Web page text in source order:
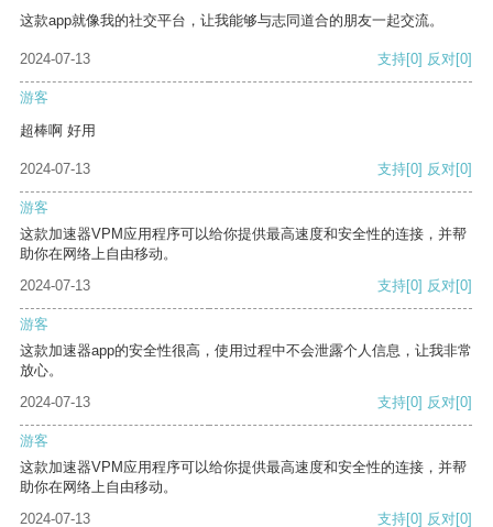
这款app就像我的社交平台，让我能够与志同道合的朋友一起交流。
2024-07-13 支持[0] 反对[0]
游客
超棒啊 好用
2024-07-13 支持[0] 反对[0]
游客
这款加速器VPM应用程序可以给你提供最高速度和安全性的连接，并帮
助你在网络上自由移动。
2024-07-13
支持[0] 反对[0]
游客
这款加速器app的安全性很高，使用过程中不会泄露个人信息，让我非常
放心。
2024-07-13
支持[0] 反对[0]
游客
这款加速器VPM应用程序可以给你提供最高速度和安全性的连接，并帮
助你在网络上自由移动。
2024-07-13
支持[0] 反对[0]